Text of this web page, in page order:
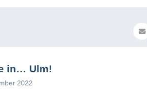
in… Ulm!
2022